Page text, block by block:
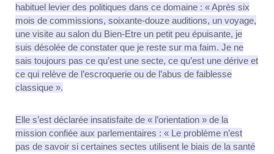
habituel levier des politiques dans ce domaine : « Après six
mois de commissions, soixante-douze auditions, un voyage,
une visite au salon du Bien-Etre un petit peu épuisante, je
suis désolée de constater que je reste sur ma faim. Je ne
sais toujours pas ce qu’est une secte, ce qu’est une dérive et
ce qui relève de l’escroquerie ou de l’abus de faiblesse
classique ».
Elle s’est déclarée insatisfaite de « l’orientation » de la
mission confiée aux parlementaires : « Le problème n’est
pas de savoir si certaines sectes utilisent le biais de la santé